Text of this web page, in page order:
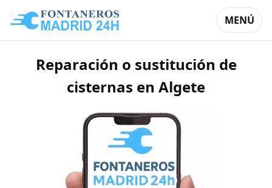
MENÚ
Reparación o sustitución de
cisternas en Algete